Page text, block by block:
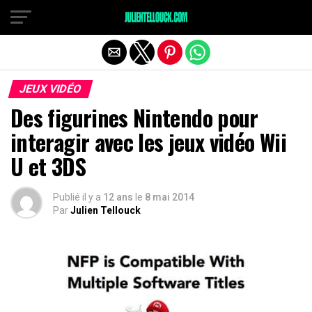
JEUX VIDÉO
Des figurines Nintendo pour
interagir avec les jeux vidéo Wii
U et 3DS
Publié il y a 12 ans le 8 mai 2014
ParJulien Tellouck